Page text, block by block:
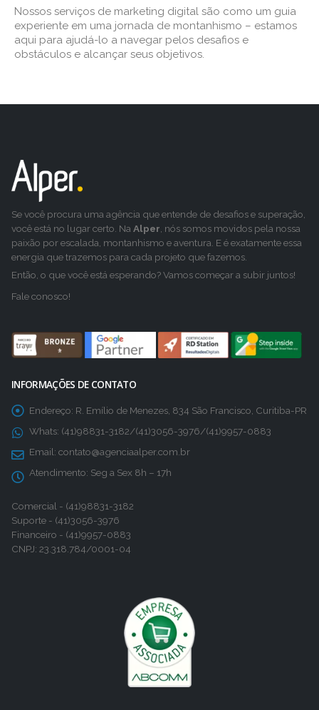
Nossos serviços de marketing digital são como um guia
experiente em uma jornada de montanhismo – estamos
aqui para ajudá-lo a navegar pelos desafios e
obstáculos e alcançar seus objetivos.
Se você procura uma agência que entende de desafios e superação,
você está no lugar certo. Na Alper , nós somos movidos pela nossa
paixão por escalada, montanhismo e aventura. E é exatamente essa
energia que trazemos para cada projeto que fazemos.
Então, o que você está esperando? Vamos começar a subir juntos!
Fale conosco!
INFORMAÇÕES DE CONTATO
Endereço: R. Emílio de Menezes, 834 São Francisco, Curitiba-PR
Whats: (41)98831-3182/(41)3056-3976/(41)9957-0883
Email: contato@agenciaalper.com.br
Atendimento: Seg a Sex 8h – 17h
Comercial - (41)98831-3182
Suporte - (41)3056-3976
Financeiro - (41)9957-0883
CNPJ: 23.318.784/0001-04